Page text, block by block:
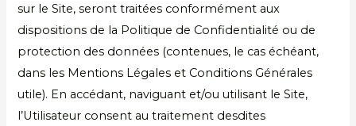
sur le Site, seront traitées conformément aux
dispositions de la Politique de Confidentialité ou de
protection des données (contenues, le cas échéant,
dans les Mentions Légales et Conditions Générales
utile). En accédant, naviguant et/ou utilisant le Site,
l’Utilisateur consent au traitement desdites